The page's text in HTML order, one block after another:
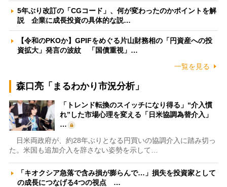
5年ぶり改訂の「CGコード」、何が変わったのかポイントを解
説 企業に成長投資の具体的な説…
【令和のPKOか】GPIFをめぐる片山財務相の「円資産への投
資拡大」発言の波紋 「国債重視」…
一覧を見る
森口亮「まるわかり市況分析」
「トレンド転換のスイッチになり得る」“介入慣
れ”した市場心理を変える「日米協調為替介入」
…
日米両政府が、約28年ぶりとなる円買いの協調介入に踏み切っ
た。米国も追加介入を辞さない姿勢を示して…
「キオクシア急落で含み損が膨らんで…」損失を投資家として
の成長につなげる4つの視点 …